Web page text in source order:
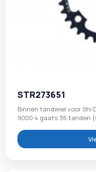
STR273651
Binnen tandwiel voor Shi
9000 4 gaats 36 tanden